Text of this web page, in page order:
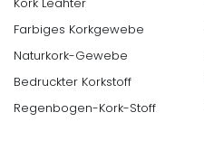
Farbiges Korkgewebe
Naturkork-Gewebe
Bedruckter Korkstoff
Regenbogen-Kork-Stoff